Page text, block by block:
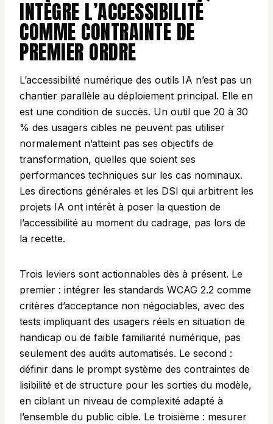
INTÈGRE L’ACCESSIBILITÉ
COMME CONTRAINTE DE
PREMIER ORDRE
L’accessibilité numérique des outils IA n’est pas un
chantier parallèle au déploiement principal. Elle en
est une condition de succès. Un outil que 20 à 30
% des usagers cibles ne peuvent pas utiliser
normalement n’atteint pas ses objectifs de
transformation, quelles que soient ses
performances techniques sur les cas nominaux.
Les directions générales et les DSI qui arbitrent les
projets IA ont intérêt à poser la question de
l’accessibilité au moment du cadrage, pas lors de
la recette.
Trois leviers sont actionnables dès à présent. Le
premier : intégrer les standards WCAG 2.2 comme
critères d’acceptance non négociables, avec des
tests impliquant des usagers réels en situation de
handicap ou de faible familiarité numérique, pas
seulement des audits automatisés. Le second :
définir dans le prompt système des contraintes de
lisibilité et de structure pour les sorties du modèle,
en ciblant un niveau de complexité adapté à
l’ensemble du public cible. Le troisième : mesurer